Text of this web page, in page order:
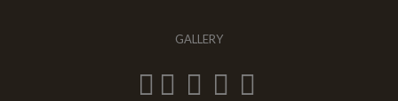
GALLERY